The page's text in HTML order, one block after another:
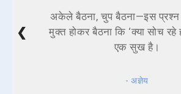
अकेले बैठना, चुप बैठना—इस प्रश्न
मुक्त होकर बैठना कि ‘क्या सोच रहे
एक सुख है।
- अज्ञेय
❮